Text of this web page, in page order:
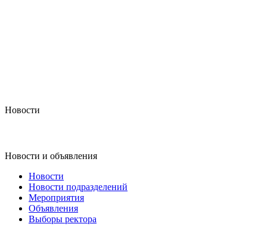
Новости
Новости и объявления
Новости
Новости подразделений
Мероприятия
Объявления
Выборы ректора